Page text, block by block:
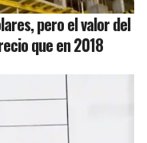
pero el valor del
que en 2018